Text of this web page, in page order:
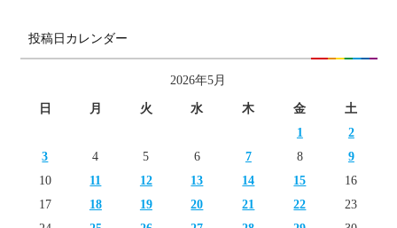
投稿日カレンダー
2026年5月
日 月 火 水 木 金
土
1
2
3
4 5 6 7 8
9
10
11 12 13 14 15
16
17
18 19 20 21 22
23